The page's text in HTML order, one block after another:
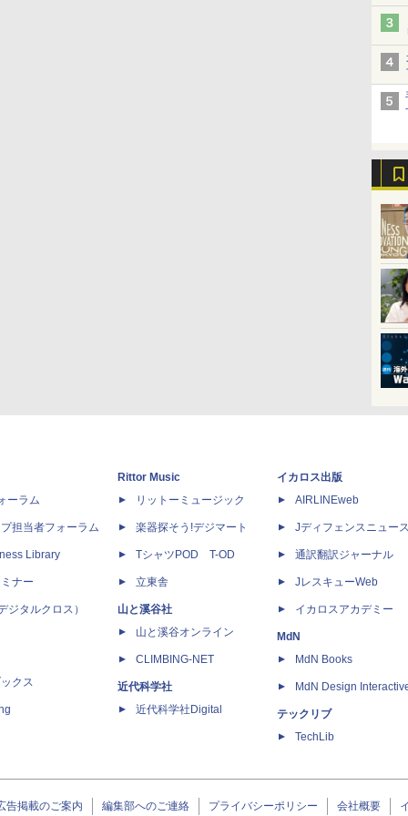
ーラム
担当者フォーラム
Library
ナー
ジタルクロス）
クス
Rittor Music
リットーミュージック
楽器探そう!デジマート
TシャツPOD T-OD
立東舎
山と溪谷社
山と溪谷オンライン
CLIMBING-NET
近代科学社
近代科学社Digital
イカロス出版
AIRLINEweb
Jディフェンスニュー
通訳翻訳ジャーナル
JレスキューWeb
イカロスアカデミー
MdN
MdN Books
MdN Design
テックリブ
TechLib
告掲載のご案内 編集部へのご連絡 プライバシーポリシー 会社概要